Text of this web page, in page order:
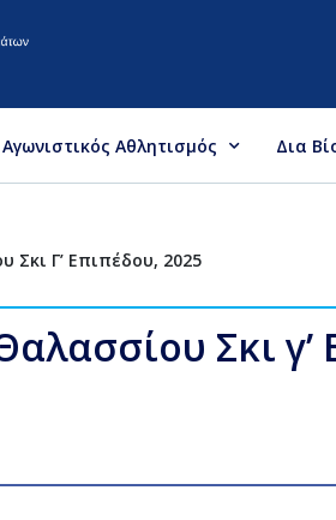
Αγωνιστικός Αθλητισμός Δια
Γ’ Επιπέδου, 2025
Σκι γ’